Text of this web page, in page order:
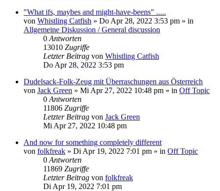
"What ifs, maybes and might-have-beens" .....
von Whistling Catfish » Do Apr 28, 2022 3:53 pm » in
Allgemeine Diskussion / General discussion
0 Antworten
13010 Zugriffe
Letzter Beitrag von Whistling Catfish
Do Apr 28, 2022 3:53 pm
Dudelsack-Folk-Zeug mit Überraschungen aus Österreich
von Jack Green » Mi Apr 27, 2022 10:48 pm » in Off Topic
0 Antworten
11806 Zugriffe
Letzter Beitrag von Jack Green
Mi Apr 27, 2022 10:48 pm
And now for something completely different
von folkfreak » Di Apr 19, 2022 7:01 pm » in Off Topic
0 Antworten
11869 Zugriffe
Letzter Beitrag von folkfreak
Di Apr 19, 2022 7:01 pm